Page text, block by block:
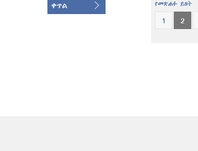
ቀጥል የመጽሐፉ ይዘት
1 2